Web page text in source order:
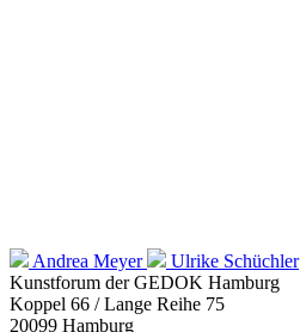
Andrea Meyer
Ulrike Schüchler
Kunstforum der GEDOK Hamburg
Koppel 66 / Lange Reihe 75
20099 Hamburg